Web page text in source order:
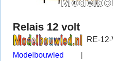
Relais 12 volt
Modelbouwled
RE-